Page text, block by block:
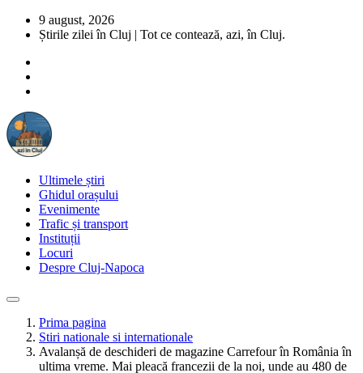
9 august, 2026
Știrile zilei în Cluj | Tot ce contează, azi, în Cluj.
Ultimele știri
Ghidul orașului
Evenimente
Trafic și transport
Instituții
Locuri
Despre Cluj-Napoca
Prima pagina
Stiri nationale si internationale
Avalanșă de deschideri de magazine Carrefour în România în
ultima vreme. Mai pleacă francezii de la noi, unde au 480 de